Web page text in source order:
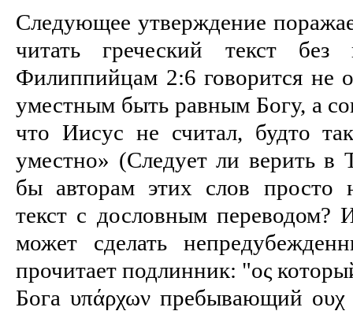
Следующее утверждение
читать греческий текст
Филиппийцам 2:6 говорится не
уместным быть равным Богу, а
что Иисус не считал, будто
уместно» (Следует ли верить
бы авторам этих слов просто
текст с дословным переводом?
может сделать
прочитает подлинник: "ος
Бога υπάρχων пребывающий ουχ